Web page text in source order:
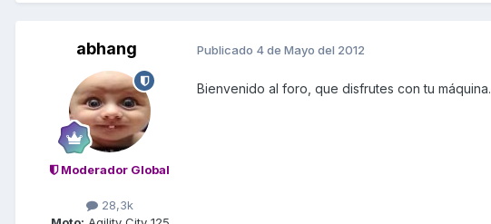
abhang
Moderador Global
28,3k
Publicado 4 de Mayo del 2012
Bienvenido al foro, que disfrutes con tu máquina.